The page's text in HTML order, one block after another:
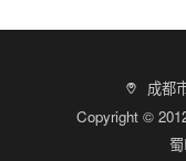

成都
Copyright ©